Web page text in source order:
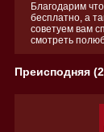
Благодарим
бесплатно, а
советуем вам
смотреть
Преисподняя